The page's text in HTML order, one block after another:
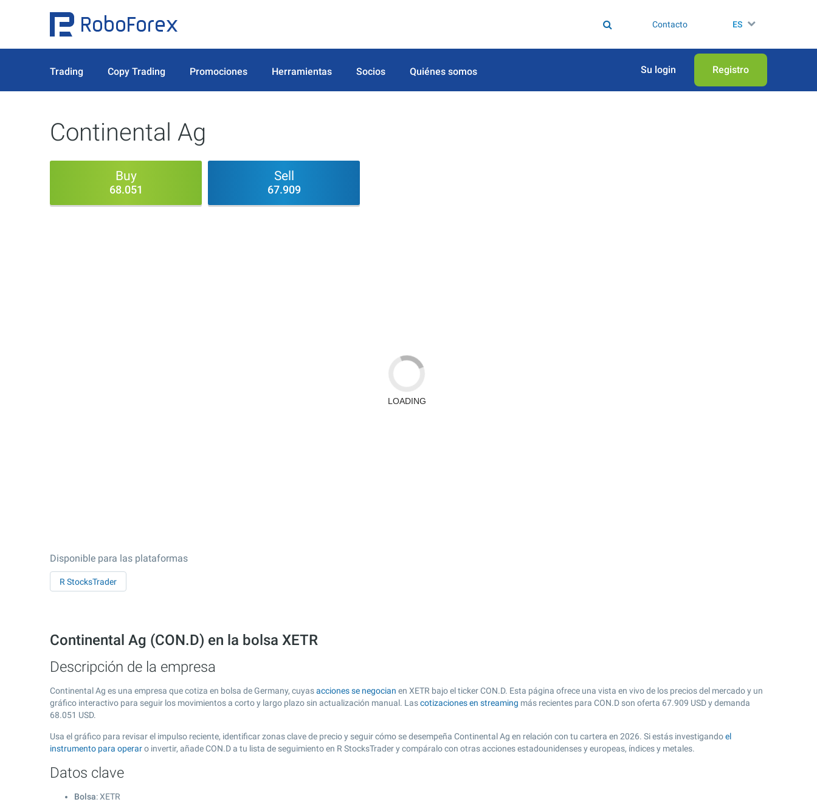
Contacto ES
Trading Copy Trading Promociones Herramientas Socios Quiénes somos Su login Registro
Continental Ag
Buy
68.051
Sell
67.909
Disponible para las plataformas
R StocksTrader
Continental Ag (CON.D) en la bolsa XETR
Descripción de la empresa
Continental Ag es una empresa que cotiza en bolsa de Germany, cuyasacciones se negocian en XETR bajo el ticker CON.D. Esta página ofrece una vista en vivo de los precios del mercado y un
gráfico interactivo para seguir los movimientos a corto y largo plazo sin actualización manual. Lascotizaciones en streaming más recientes para CON.D son oferta 67.909 USD y demanda
68.051 USD.
Usa el gráfico para revisar el impulso reciente, identificar zonas clave de precio y seguir cómo se desempeña Continental Ag en relación con tu cartera en 2026. Si estás investigandoel
instrumento para operaro invertir, añade CON.D a tu lista de seguimiento en R StocksTrader y compáralo con otras acciones estadounidenses y europeas, índices y metales.
Datos clave
Bolsa: XETR